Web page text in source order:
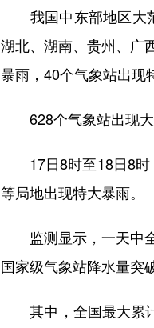
我国中东部地区大范
湖北、湖南、贵州、广
暴雨，40个气象站出现
628个气象站出现
17日8时至18日8时
等局地出现特大暴雨。
监测显示，一天中全
国家级气象站降水量突
其中，全国最大累计